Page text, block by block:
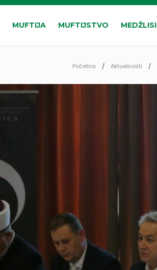
MUFTIJA MUFTIJSTVO MEDŽLISI
Početna Aktuelnosti